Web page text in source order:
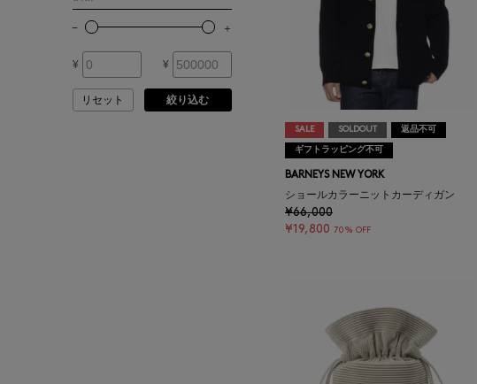
FIRENZE
¥ ¥
リセット 絞り込む
SALE SOLDOUT 返品不可
ギフトラッピング不可
BARNEYS NEW YORK
ショールカラーニットカーディガン
¥66,000
¥19,800 70% OFF